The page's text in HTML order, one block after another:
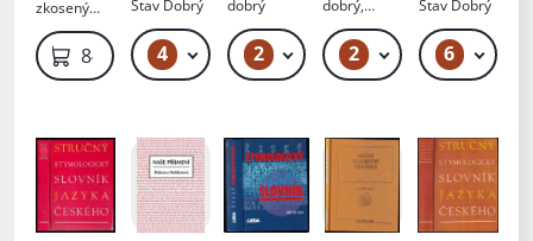
noviny
zkosený
849 Kč
Stav Dobrý
4 49 Kč – 59 Kč
dobrý
2 59 Kč
zvláštním
zřetelem
k slovům
nakladatels
tví
dobrý,
stránky
2 49 Kč
Stav Dobrý
6